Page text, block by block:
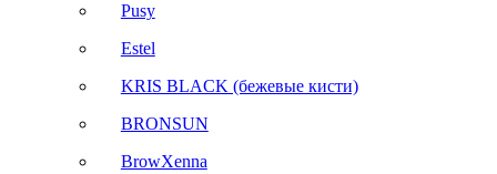
Pusy
Estel
KRIS BLACK (бежевые кисти)
BRONSUN
BrowXenna